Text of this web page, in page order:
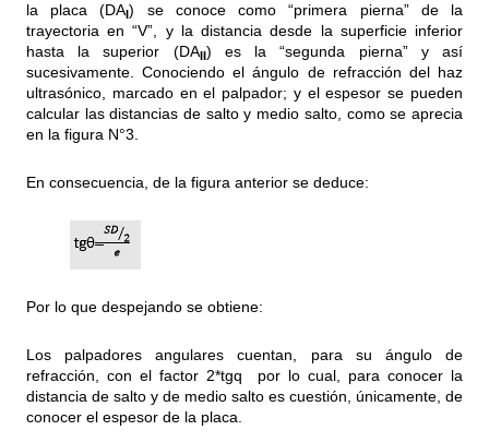
la placa (DAI) se conoce como “primera pierna” de la
trayectoria en “V”, y la distancia desde la superficie inferior
hasta la superior (DAII) es la “segunda pierna” y así
sucesivamente. Conociendo el ángulo de refracción del haz
ultrasónico, marcado en el palpador; y el espesor se pueden
calcular las distancias de salto y medio salto, como se aprecia
en la figura N°3.
En consecuencia, de la figura anterior se deduce:
Por lo que despejando se obtiene:
Los palpadores angulares cuentan, para su ángulo de
refracción, con el factor 2*tgq por lo cual, para conocer la
distancia de salto y de medio salto es cuestión, únicamente, de
conocer el espesor de la placa.